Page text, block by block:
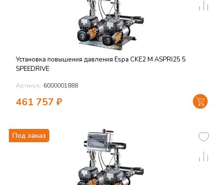
Установка повышения давления Espa CKE2 M ASPRI25 5
SPEEDRIVE
Артикул: 6000001888
461 757 ₽
Под заказ